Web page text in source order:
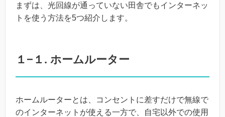
まずは、光回線が通っていない田舎でもインターネッ
トを使う方法を5つ紹介します。
１−１. ホームルーター
ホームルーターとは、コンセントに差すだけで無線で
のインターネットが使える一方で、自宅以外での使用